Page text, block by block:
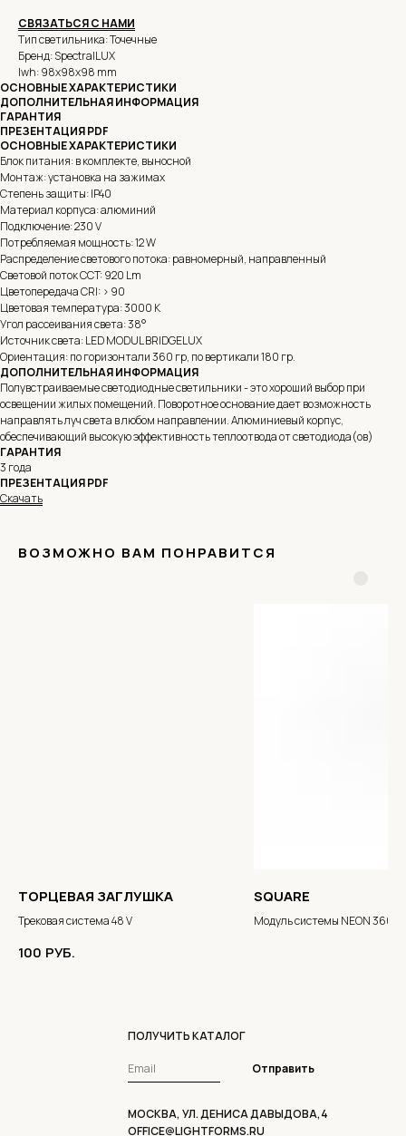
СВЯЗАТЬСЯ С НАМИ
Тип светильника: Точечные
Бренд: SpectralLUX
lwh: 98x98x98 mm
ОСНОВНЫЕ ХАРАКТЕРИСТИКИ
ДОПОЛНИТЕЛЬНАЯ ИНФОРМАЦИЯ
ГАРАНТИЯ
ПРЕЗЕНТАЦИЯ PDF
ОСНОВНЫЕ ХАРАКТЕРИСТИКИ
Блок питания: в комплекте, выносной
Монтаж: установка на зажимах
Степень защиты: IP40
Материал корпуса: алюминий
Подключение: 230 V
Потребляемая мощность: 12 W
Распределение светового потока: равномерный, направленный
Световой поток CCT: 920 Lm
Цветопередача CRI: > 90
Цветовая температура: 3000 K
Угол рассеивания света: 38°
Источник света: LED MODUL BRIDGELUX
Ориентация: по горизонтали 360 гр, по вертикали 180 гр.
ДОПОЛНИТЕЛЬНАЯ ИНФОРМАЦИЯ
Полувстраиваемые светодиодные светильники - это хороший выбор при
освещении жилых помещений. Поворотное основание дает возможность
направлять луч света в любом направлении. Алюминиевый корпус,
обеспечивающий высокую эффективность теплоотвода от светодиода(ов)
ГАРАНТИЯ
3 года
ПРЕЗЕНТАЦИЯ PDF
Скачать
ВОЗМОЖНО ВАМ ПОНРАВИТСЯ
ТОРЦЕВАЯ ЗАГЛУШКА
Трековая система 48 V
100 РУБ.
SQUARE
Модуль системы NEON 360
МОСКВА, УЛ. ДЕНИСА ДАВЫДОВА,4
ПОЛУЧИТЬ КАТАЛОГ
OFFICE@LIGHTFORMS.RU
Отправить